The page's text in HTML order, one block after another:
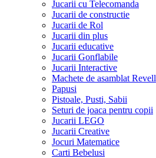
Jucarii cu Telecomanda
Jucarii de constructie
Jucarii de Rol
Jucarii din plus
Jucarii educative
Jucarii Gonflabile
Jucarii Interactive
Machete de asamblat Revell
Papusi
Pistoale, Pusti, Sabii
Seturi de joaca pentru copii
Jucarii LEGO
Jucarii Creative
Jocuri Matematice
Carti Bebelusi